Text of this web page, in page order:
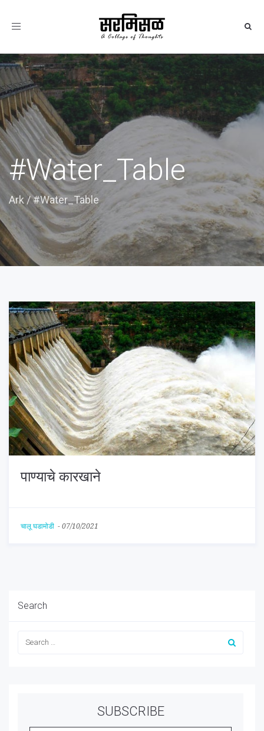
Toggle
#Water_Table
Ark /#Water_Table
पाण्याचे कारखाने
चालू घडामोडी - 07/10/2021
Search
SUBSCRIBE